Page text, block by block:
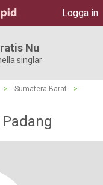
Logga in
Nu
singlar
> Sumatera Barat
>